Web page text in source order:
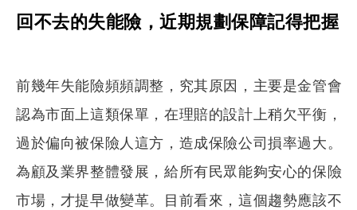
回不去的失能險，近期規劃保障記得把握
前幾年失能險頻頻調整，究其原因，主要是金管會
認為市面上這類保單，在理賠的設計上稍欠平衡，
過於偏向被保險人這方，造成保險公司損率過大。
為顧及業界整體發展，給所有民眾能夠安心的保險
市場，才提早做變革。目前看來，這個趨勢應該不